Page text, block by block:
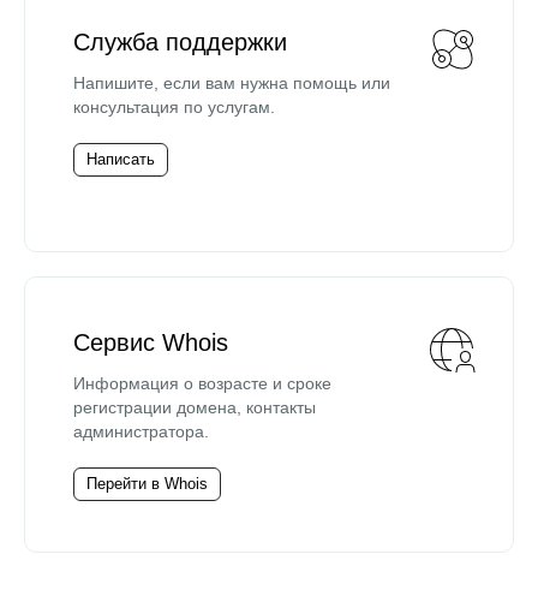
Служба поддержки
Напишите, если вам нужна помощь или
консультация по услугам.
Написать
Сервис Whois
Информация о возрасте и сроке
регистрации домена, контакты
администратора.
Перейти в Whois